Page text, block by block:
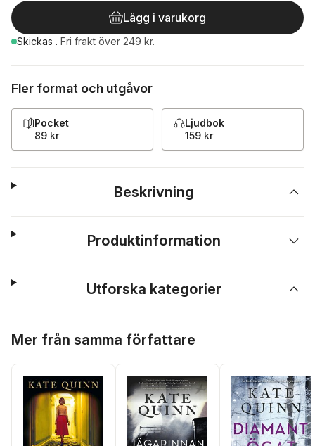
Lägg i varukorg
Skickas . Fri frakt över 249 kr.
Fler format och utgåvor
Pocket
89 kr
Ljudbok
159 kr
Beskrivning
Produktinformation
Utforska kategorier
Mer från samma författare